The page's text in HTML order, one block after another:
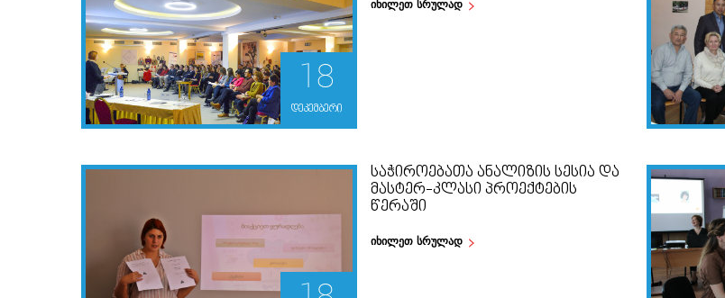
18
დეკემბერი
იხილეთ სრულად
ᲡᲐᲭᲘᲠᲝᲔᲑᲐᲗᲐ ᲐᲜᲐᲚᲘᲖᲘᲡ ᲡᲔᲡᲘᲐ ᲓᲐ
ᲛᲐᲡᲢᲔᲠ-ᲙᲚᲐᲡᲘ ᲞᲠᲝᲔᲥᲢᲔᲑᲘᲡ
ᲬᲔᲠᲐᲨᲘ
იხილეთ სრულად